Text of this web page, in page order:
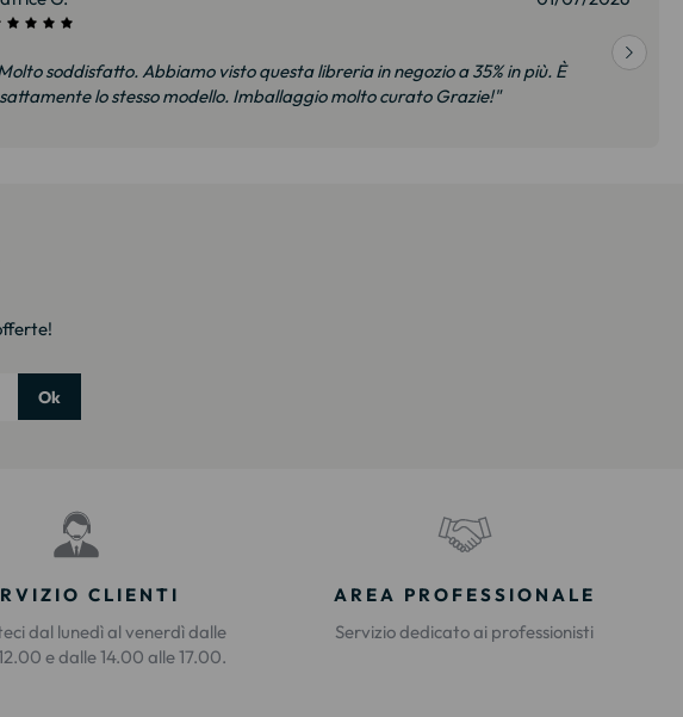
soddisfatto. Abbiamo visto questa libreria in negozio a 35% in più. È
lo stesso modello. Imballaggio molto curato Grazie!"
Ok
CLIENTI
dal lunedì al venerdì dalle
e dalle 14.00 alle 17.00.
AREA PROFESSIONALE
Servizio dedicato ai professionisti